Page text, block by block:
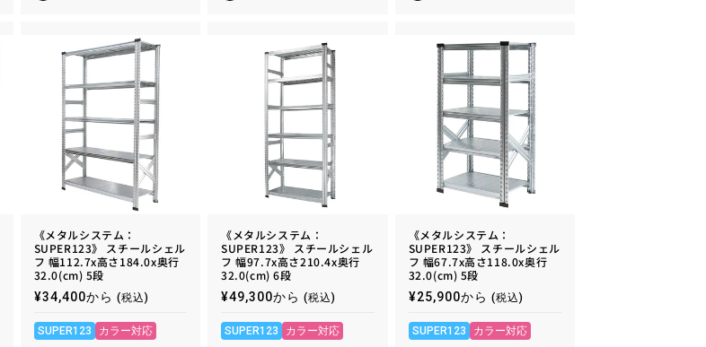
《メタルシステム：
SUPER123》 スチールシェル
フ 幅112.7x高さ184.0x奥行
32.0(cm) 5段
通
価
格
¥34,400から (税込)
SUPER123 カラー対応
《メタルシステム：
SUPER123》 スチールシェル
フ 幅97.7x高さ210.4x奥行
32.0(cm) 6段
通
価
格
¥49,300から (税込)
SUPER123 カラー対応
《メタルシステム：
SUPER123》 スチールシェル
フ 幅67.7x高さ118.0x奥行
32.0(cm) 5段
通
価
格
¥25,900から (税込)
SUPER123 カラー対応